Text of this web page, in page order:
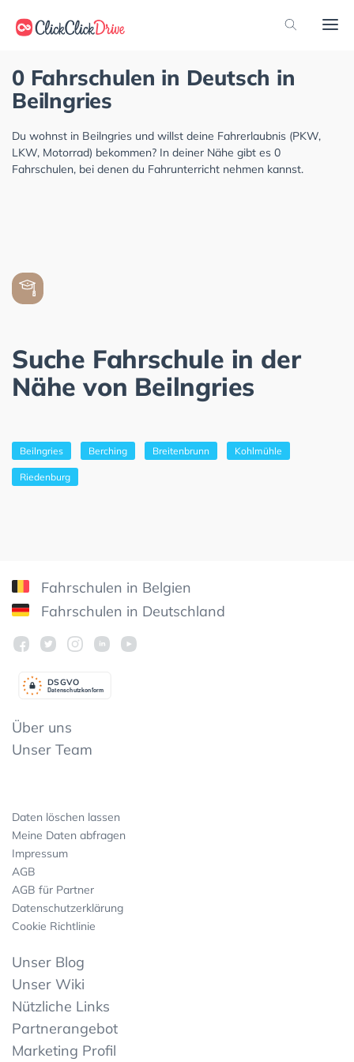
0 Fahrschulen in Deutsch in
Beilngries
Du wohnst in Beilngries und willst deine Fahrerlaubnis (PKW,
LKW, Motorrad) bekommen? In deiner Nähe gibt es 0
Fahrschulen, bei denen du Fahrunterricht nehmen kannst.
Suche Fahrschule in der
Nähe von Beilngries
Beilngries Berching Breitenbrunn Kohlmühle
Riedenburg
Fahrschulen in Belgien
Fahrschulen in Deutschland
Datenschutzkonform
DSGVO
Über uns
Unser Team
Daten löschen lassen
Meine Daten abfragen
Impressum
AGB
AGB für Partner
Datenschutzerklärung
Cookie Richtlinie
Unser Blog
Unser Wiki
Nützliche Links
Partnerangebot
Marketing Profil